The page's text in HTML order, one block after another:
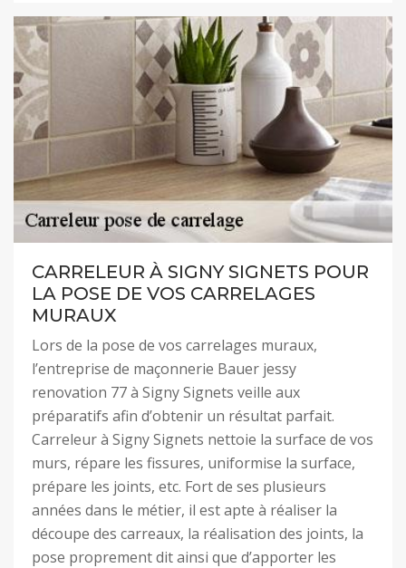
CARRELEUR À SIGNY SIGNETS POUR
LA POSE DE VOS CARRELAGES
MURAUX
Lors de la pose de vos carrelages muraux,
l’entreprise de maçonnerie Bauer jessy
renovation 77 à Signy Signets veille aux
préparatifs afin d’obtenir un résultat parfait.
Carreleur à Signy Signets nettoie la surface de vos
murs, répare les fissures, uniformise la surface,
prépare les joints, etc. Fort de ses plusieurs
années dans le métier, il est apte à réaliser la
découpe des carreaux, la réalisation des joints, la
pose proprement dit ainsi que d’apporter les